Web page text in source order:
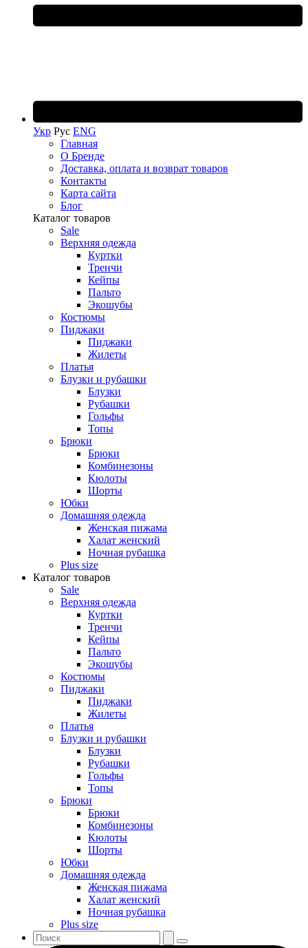
Укр Рус ENG
Главная
О Бренде
Доставка, оплата и возврат товаров
Контакты
Карта сайта
Блог
Каталог товаров
Sale
Верхняя одежда
Куртки
Тренчи
Кейпы
Пальто
Экошубы
Костюмы
Пиджаки
Пиджаки
Жилеты
Платья
Блузки и рубашки
Блузки
Рубашки
Гольфы
Топы
Брюки
Брюки
Комбинезоны
Кюлоты
Шорты
Юбки
Домашняя одежда
Женская пижама
Халат женский
Ночная рубашка
Plus size
Каталог товаров
Sale
Верхняя одежда
Куртки
Тренчи
Кейпы
Пальто
Экошубы
Костюмы
Пиджаки
Пиджаки
Жилеты
Платья
Блузки и рубашки
Блузки
Рубашки
Гольфы
Топы
Брюки
Брюки
Комбинезоны
Кюлоты
Шорты
Юбки
Домашняя одежда
Женская пижама
Халат женский
Ночная рубашка
Plus size